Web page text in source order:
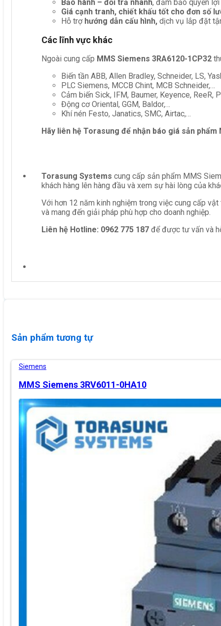
Bảo hành – đổi trả nhanh, đảm bảo quyền lợi
Giá cạnh tranh, chiết khấu tốt cho đơn số
Hỗ trợ hướng dẫn cấu hình, dịch vụ lắp đặt
Các lĩnh vực khác
Ngoài cung cấp MMS Siemens 3RA6120-1CP32
Biến tần ABB, Allen Bradley, Schneider, LS,
PLC Siemens, MCCB Chint, MCB Schneider,…
Cảm biến Sick, IFM, Baumer, Keyence, ReeR,
Động cơ Oriental, GGM, Baldor,…
Khí nén Festo, Janatics, SMC, Airtac,…
Hãy liên hệ Torasung để nhận báo giá sản phẩm
Torasung Systems cung cấp sản phẩm MMS
khách hàng lên hàng đầu và xem sự hài lòng của
Với hơn 12 năm kinh nghiệm trong việc cung cấp
và mang đến giải pháp phù hợp cho doanh nghiệp.
Liên hệ Hotline: 0962 775 187 để được tư vấn và
Sản phẩm tương tự
Siemens
MMS Siemens 3RV6011-0HA10